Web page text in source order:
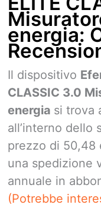
energia:
Il dispositivo
CLASSIC 3.0
energia si trova
all’interno dello
prezzo di 50,48
una spedizione
annuale in
(Potrebbe